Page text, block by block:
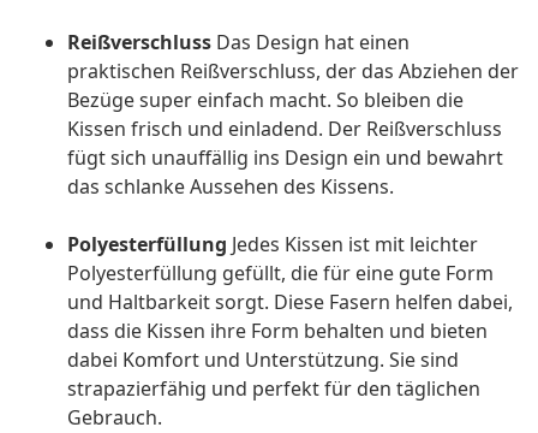
Reißverschluss Das Design hat einen
praktischen Reißverschluss, der das Abziehen der
Bezüge super einfach macht. So bleiben die
Kissen frisch und einladend. Der Reißverschluss
fügt sich unauffällig ins Design ein und bewahrt
das schlanke Aussehen des Kissens.
Polyesterfüllung Jedes Kissen ist mit leichter
Polyesterfüllung gefüllt, die für eine gute Form
und Haltbarkeit sorgt. Diese Fasern helfen dabei,
dass die Kissen ihre Form behalten und bieten
dabei Komfort und Unterstützung. Sie sind
strapazierfähig und perfekt für den täglichen
Gebrauch.